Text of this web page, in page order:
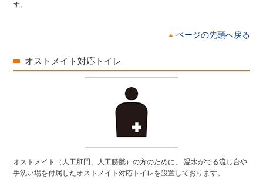
す。
ページの先頭へ戻る
オストメイト対応トイレ
オストメイト（人工肛門、人工膀胱）の方のために、 温水がでる流し台や
手洗い場を付属したオストメイト対応トイレを設置しております。